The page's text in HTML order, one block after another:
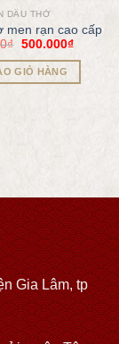
DẦU THỜ
men rạn cao cấp
₫ 500.000₫
GIỎ HÀNG
Gia Lâm, tp